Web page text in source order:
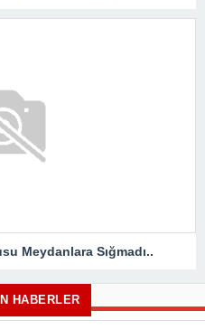
Meydanlara Sığmadı..
HABERLER